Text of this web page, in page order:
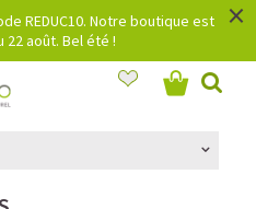
REDUC10. Notre boutique est
22 août. Bel été !
×